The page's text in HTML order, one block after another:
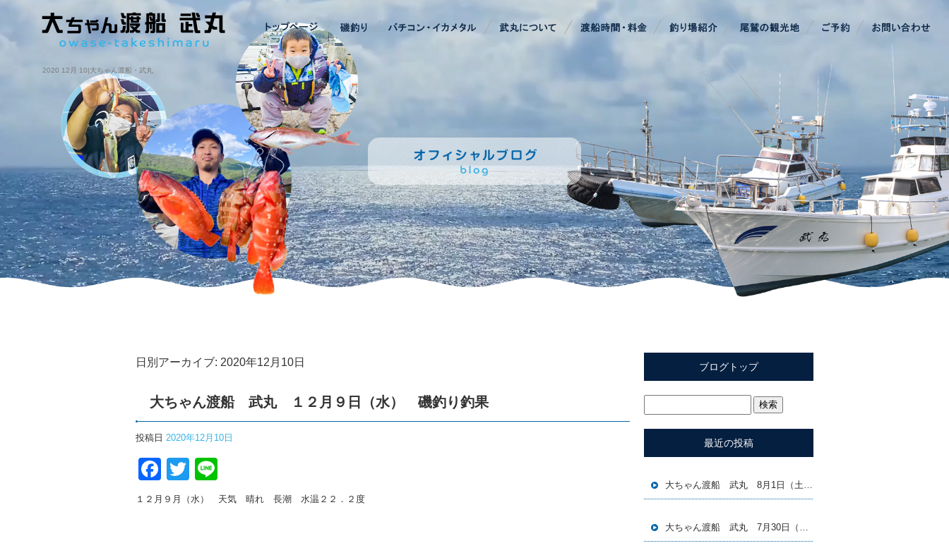
2020 12月 10|大ちゃん渡船・武丸
日別アーカイブ: 2020年12月10日
大ちゃん渡船 武丸 １２月９日（水） 磯釣り釣果
投稿日 2020年12月10日
Facebook
Twitter
１２月９月（水） 天気 晴れ 長潮 水温２２．２度
ブログトップ
最近の投稿
大ちゃん渡船 武丸 8月1日（土）磯釣り釣果
大ちゃん渡船 武丸 7月30日（木）磯釣り釣果